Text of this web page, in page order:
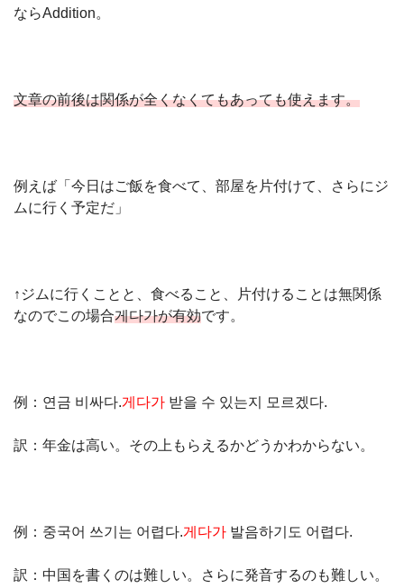
ならAddition。
文章の前後は関係が全くなくてもあっても使えます。
例えば「今日はご飯を食べて、部屋を片付けて、さらにジ
ムに行く予定だ」
↑ジムに行くことと、食べること、片付けることは無関係
なのでこの場合게다가が有効です。
例：연금 비싸다.게다가 받을 수 있는지 모르겠다.
訳：年金は高い。その上もらえるかどうかわからない。
例：중국어 쓰기는 어렵다.게다가 발음하기도 어렵다.
訳：中国を書くのは難しい。さらに発音するのも難しい。